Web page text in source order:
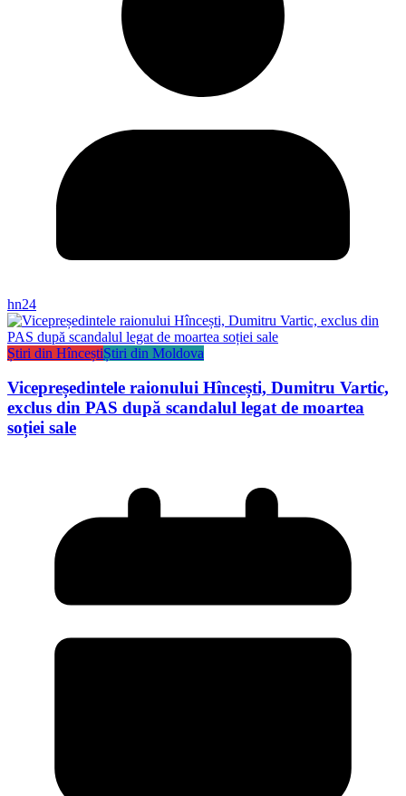
hn24
Știri din HînceștiȘtiri din Moldova
Vicepreședintele raionului Hîncești, Dumitru Vartic,
exclus din PAS după scandalul legat de moartea
soției sale